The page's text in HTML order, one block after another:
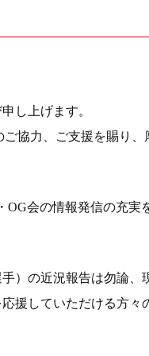
し上げます。
協力、ご支援を賜り、
会の情報発信の充実
）の近況報告は勿論、
援していただける方々